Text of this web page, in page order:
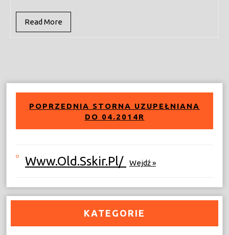
Read More
More
POPRZEDNIA STORNA UZUPEŁNIANA
DO 04.2014R
Www.old.sskir.pl/ Wejdź »
KATEGORIE